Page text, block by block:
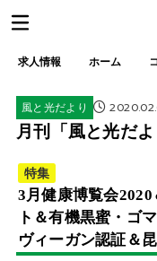
求人情報 ホーム
風と光だより
月刊「風と光だ
特集
3月健康博覧会
ト＆有機黒蜜・ゴマ
ヴィーガン認証＆